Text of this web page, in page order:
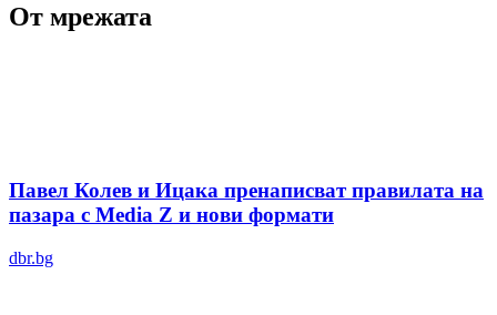
От мрежата
Павел Колев и Ицака пренаписват правилата на
пазара с Media Z и нови формати
dbr.bg